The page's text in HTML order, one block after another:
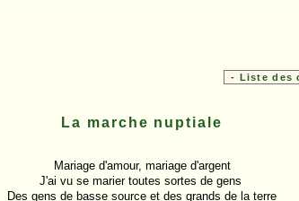
La marche nuptiale
Mariage d'amour, mariage d'argent
J'ai vu se marier toutes sortes de gens
Des gens de basse source et des grands de la terre